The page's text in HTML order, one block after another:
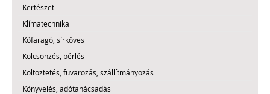
Kertészet
Klímatechnika
Kőfaragó, sírköves
Kölcsönzés, bérlés
Költöztetés, fuvarozás, szállítmányozás
Könyvelés, adótanácsadás